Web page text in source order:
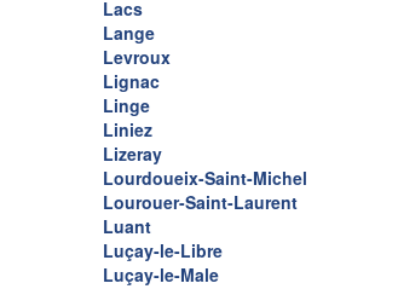
Lacs
Lange
Levroux
Lignac
Linge
Liniez
Lizeray
Lourdoueix-Saint-Michel
Lourouer-Saint-Laurent
Luant
Luçay-le-Libre
Luçay-le-Male